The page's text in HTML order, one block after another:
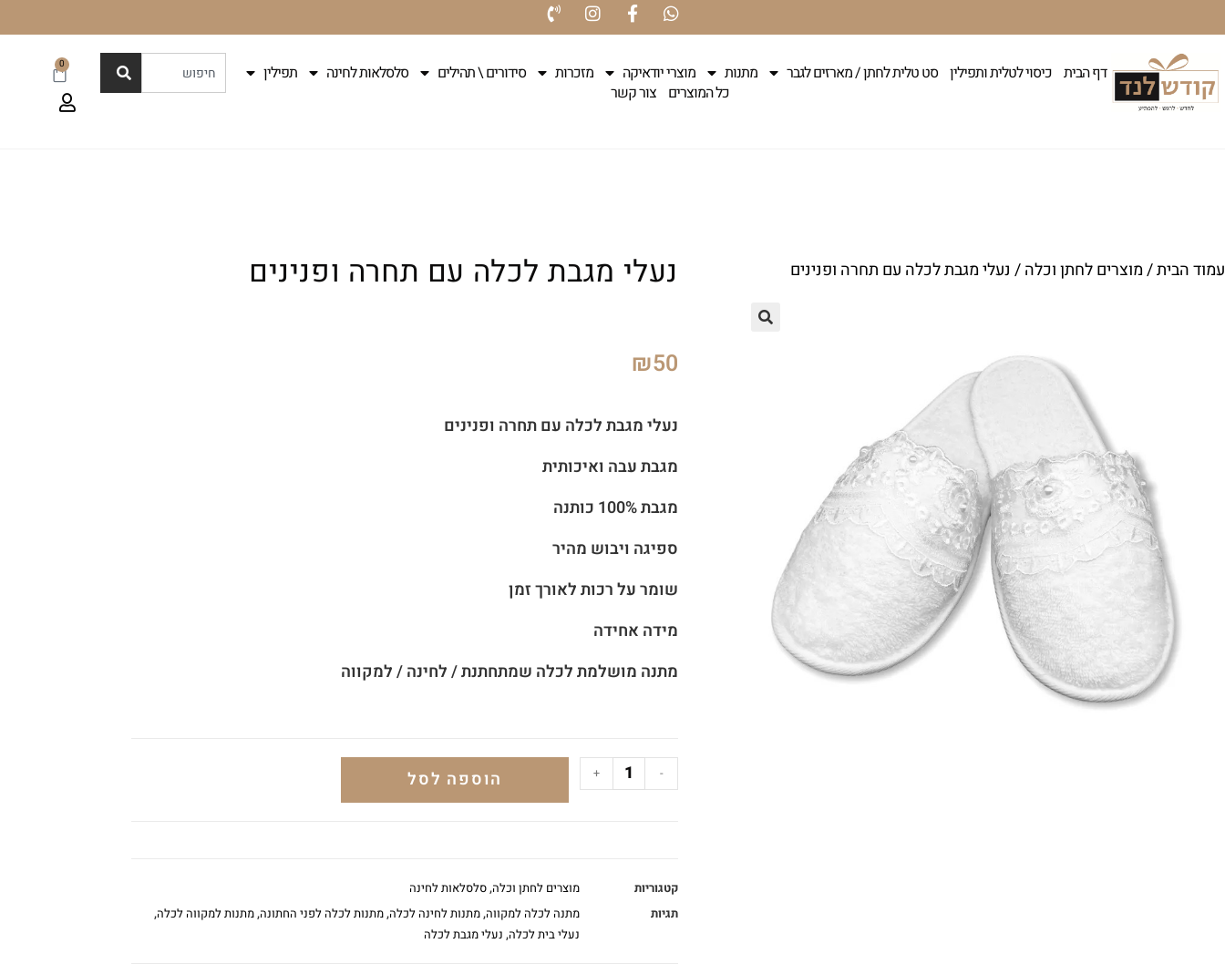
דף הבית כיסוי לטלית ותפילין סט טלית לחתן / מארזים לגבר מתנות מוצרי יודאיקה מזכרות סידורים \ תהילים סלסלאות לחינה
תפילין
כל המוצרים צור קשר
0
עמוד הבית/מוצרים לחתן וכלה/ נעלי מגבת לכלה עם תחרה ופנינים נעלי מגבת לכלה עם תחרה ופנינים
₪50
נעלי מגבת לכלה עםתחרה ופנינים
מגבת עבה ואיכותית
מגבת 100% כותנה
ספיגה ויבוש מהיר
שומר על רכות לאורך זמן
מידה אחידה
מתנה מושלמת לכלה שמתחתנת / לחינה / למקווה
-
+ הוספה לסל
קטגוריות מוצרים לחתן וכלה,סלסלאות לחינה
תגיות
מתנה לכלה למקווה,מתנות לחינה לכלה,מתנות לכלה לפני החתונה,מתנות למקווה לכלה,
נעלי בית לכלה, נעלי מגבת לכלה